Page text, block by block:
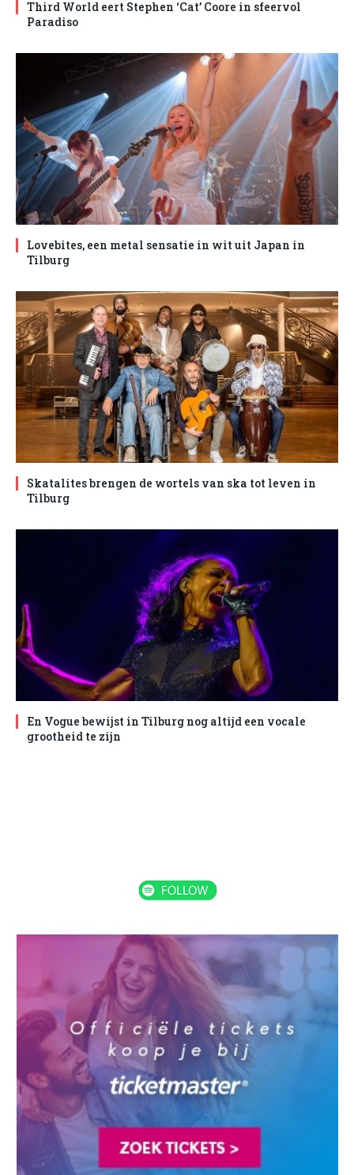
Third World eert Stephen ‘Cat’ Coore in sfeervol
Paradiso
Lovebites, een metal sensatie in wit uit Japan in
Tilburg
Skatalites brengen de wortels van ska tot leven in
Tilburg
En Vogue bewijst in Tilburg nog altijd een vocale
grootheid te zijn